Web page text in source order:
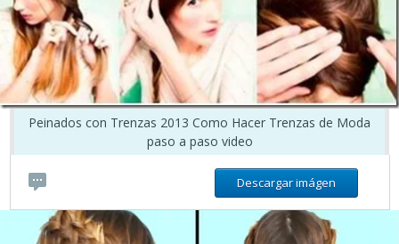
Peinados con Trenzas 2013 Como Hacer Trenzas de Moda
paso a paso video
Descargar imágen